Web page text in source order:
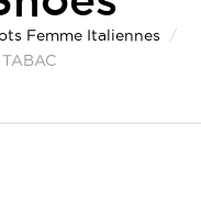
Femme Italiennes